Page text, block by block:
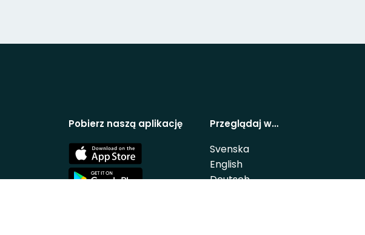
Pobierz naszą aplikację
App
Store
App
Przeglądaj w…
Svenska
English
Deutsch